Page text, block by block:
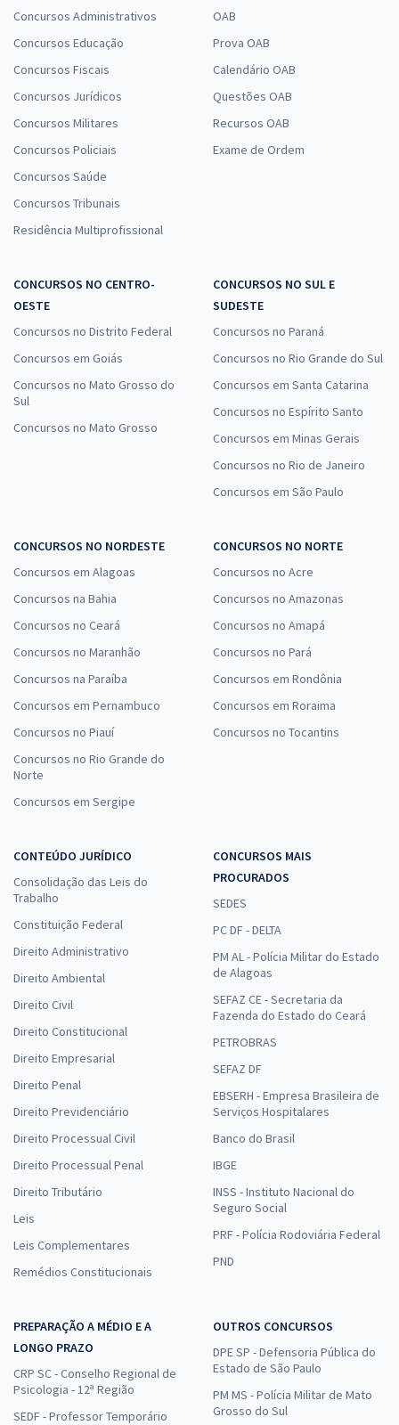
Concursos Administrativos
Concursos Educação
Concursos Fiscais
Concursos Jurídicos
Concursos Militares
Concursos Policiais
Concursos Saúde
Concursos Tribunais
Residência Multiprofissional
OAB
Prova OAB
Calendário OAB
Questões OAB
Recursos OAB
Exame de Ordem
CONCURSOS NO CENTRO-
OESTE
Concursos no Distrito Federal
Concursos em Goiás
Concursos no Mato Grosso do
Sul
Concursos no Mato Grosso
CONCURSOS NO SUL E
SUDESTE
Concursos no Paraná
Concursos no Rio Grande do Sul
Concursos em Santa Catarina
Concursos no Espírito Santo
Concursos em Minas Gerais
Concursos no Rio de Janeiro
Concursos em São Paulo
CONCURSOS NO NORDESTE
Concursos em Alagoas
Concursos na Bahia
Concursos no Ceará
Concursos no Maranhão
Concursos na Paraíba
Concursos em Pernambuco
Concursos no Piauí
Concursos no Rio Grande do
Norte
Concursos em Sergipe
CONCURSOS NO NORTE
Concursos no Acre
Concursos no Amazonas
Concursos no Amapá
Concursos no Pará
Concursos em Rondônia
Concursos em Roraima
Concursos no Tocantins
CONTEÚDO JURÍDICO
Consolidação das Leis do
Trabalho
Constituição Federal
Direito Administrativo
Direito Ambiental
Direito Civil
Direito Constitucional
Direito Empresarial
Direito Penal
Direito Previdenciário
Direito Processual Civil
Direito Processual Penal
Direito Tributário
Leis
Leis Complementares
Remédios Constitucionais
CONCURSOS MAIS
PROCURADOS
SEDES
PC DF - DELTA
PM AL - Polícia Militar do Estado
de Alagoas
SEFAZ CE - Secretaria da
Fazenda do Estado do Ceará
PETROBRAS
SEFAZ DF
EBSERH - Empresa Brasileira de
Serviços Hospitalares
Banco do Brasil
IBGE
INSS - Instituto Nacional do
Seguro Social
PRF - Polícia Rodoviária Federal
PND
PREPARAÇÃO A MÉDIO E A
LONGO PRAZO
CRP SC - Conselho Regional de
Psicologia - 12ª Região
SEDF - Professor Temporário
OUTROS CONCURSOS
DPE SP - Defensoria Pública do
Estado de São Paulo
PM MS - Polícia Militar de Mato
Grosso do Sul